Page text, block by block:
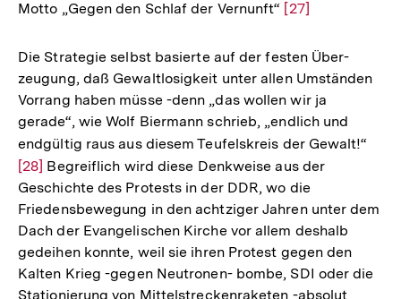
Motto „Gegen den Schlaf der Vernunft“ Zur
der
Fußnote
[27]
Die Strategie selbst basierte auf der festen Über-
zeugung, daß Gewaltlosigkeit unter allen Umständen
Vorrang haben müsse -denn „das wollen wir ja
gerade“, wie Wolf Biermann schrieb, „endlich und
endgültig raus aus diesem Teufelskreis der Gewalt!“
[28] Begreiflich wird diese Denkweise aus der
Geschichte des Protests in der DDR, wo die
Friedensbewegung in den achtziger Jahren unter dem
Dach der Evangelischen Kirche vor allem deshalb
gedeihen konnte, weil sie ihren Protest gegen den
Kalten Krieg -gegen Neutronen- bombe, SDI oder die
Stationierung von Mittelstreckenraketen -absolut